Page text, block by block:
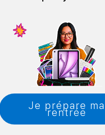
Je prépare ma
rentrée